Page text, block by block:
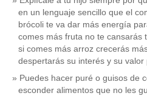
en un lenguaje sencillo que el
brócoli te va dar más energía
comes más fruta no te cansarás
si comes más arroz crecerás
despertarás su interés y su valor
Puedes hacer puré o guisos de
esconder alimentos que no les